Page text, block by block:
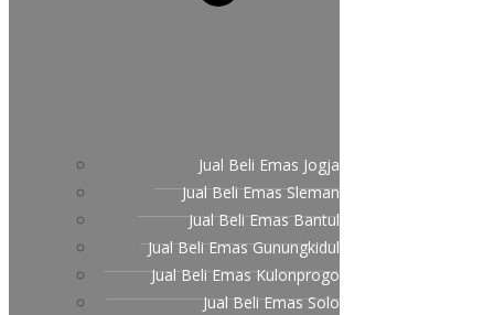
Jual Beli Emas Jogja
Jual Beli Emas Sleman
Jual Beli Emas Bantul
Jual Beli Emas Gunungkidul
Jual Beli Emas Kulonprogo
Jual Beli Emas Solo